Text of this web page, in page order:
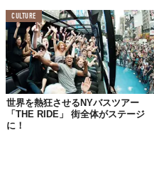
CULTURE
世界を熱狂させるNYバスツアー
「THE RIDE」 街全体がステージ
に！